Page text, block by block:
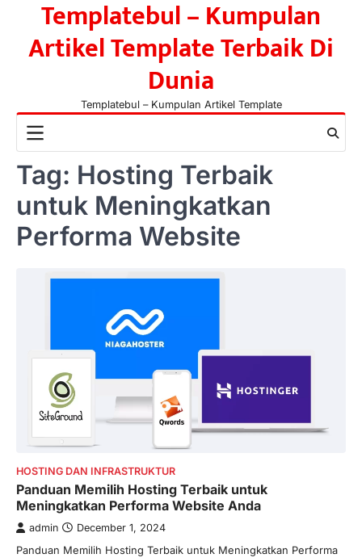
content
Templatebul – Kumpulan
Artikel Template Terbaik Di
Dunia
Templatebul – Kumpulan Artikel Template
Tag: Hosting Terbaik
untuk Meningkatkan
Performa Website
HOSTING DAN INFRASTRUKTUR
Panduan Memilih Hosting Terbaik untuk
Meningkatkan Performa Website Anda
admin December 1, 2024
Panduan Memilih Hosting Terbaik untuk Meningkatkan Performa